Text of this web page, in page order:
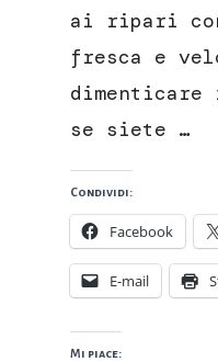
ai ripari
fresca e
se siete …
Condividi:
Facebook
E-mail
Mi piace: